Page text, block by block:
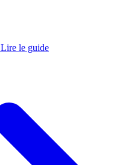
Lire le guide